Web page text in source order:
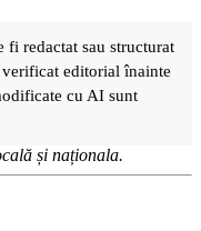
fi redactat sau structurat
editorial înainte
cu AI sunt
și naționala.